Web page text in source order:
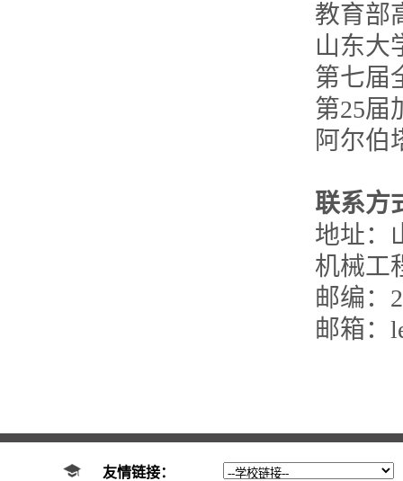
教育部
山东大
第七届
第25届
阿尔
联系方
地址：
机械工
邮编：
邮箱：
友情链接：